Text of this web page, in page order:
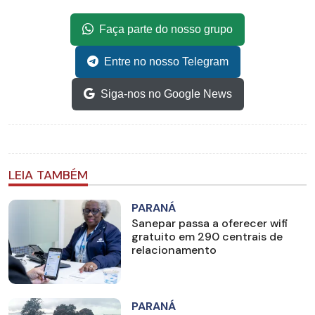
Faça parte do nosso grupo
Entre no nosso Telegram
Siga-nos no Google News
LEIA TAMBÉM
PARANÁ
Sanepar passa a oferecer wifi
gratuito em 290 centrais de
relacionamento
PARANÁ